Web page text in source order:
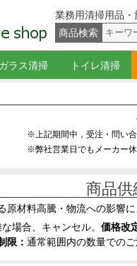
業務用清掃用品
商品検索
ガラス清掃 トイレ清掃
トイレ用洗剤・
トイレ用コーテ
黒すじ・水あか
ラバーカップ（
※上記期間中，受注・問い
※弊社営業日でもメーカー
商品
原材料高騰・物流への影響
場合、キャンセル。 価格改
限： 通常範囲内の数量でのご